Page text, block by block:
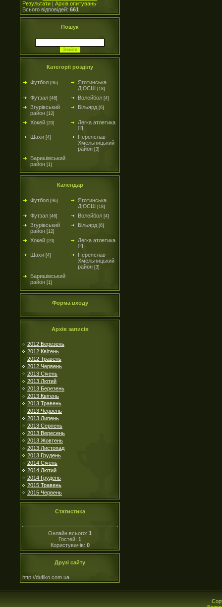
Результати | Архів опитувань
Всього відповідей: 661
Пошук
Категорії розділу
Футбол [96]
Яготинська
ДЮСШ [18]
Футзал [46] Волейбол [4]
Згурівський
район [12]
Більярд [6]
Хокей [20] Легка атлетика
[2]
Шахи [4]
Переяслав-
Хмельницький
район [3]
Баришівський
район [1]
Календар
Футбол [96]
Яготинська
ДЮСШ [18]
Футзал [46] Волейбол [4]
Згурівський
район [12]
Більярд [6]
Хокей [20] Легка атлетика
[2]
Шахи [4]
Переяслав-
Хмельницький
район [3]
Баришівський
район [1]
Форма входу
Архів записів
2012 Березень
2012 Квітень
2012 Травень
2012 Червень
2013 Січень
2013 Лютий
2013 Березень
2013 Квітень
2013 Травень
2013 Червень
2013 Липень
2013 Серпень
2013 Вересень
2013 Жовтень
2013 Листопад
2013 Грудень
2014 Січень
2014 Лютий
2014 Грудень
2015 Травень
2015 Червень
Статистика
Онлайн всього: 1
Гостей: 1
Користувачів: 0
Друзі сайту
http://duflko.com.ua